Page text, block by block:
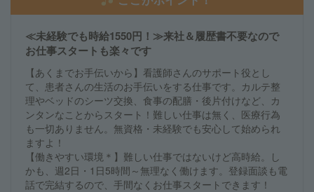
≪未経験でも時給1550円！≫来社＆履歴書不要なので
お仕事スタートも楽々です
【あくまでお手伝いから】看護師さんのサポート役とし
て、患者さんの生活のお手伝いをする仕事です。カルテ整
理やベッドのシーツ交換、食事の配膳・後片付けなど、カ
ンタンなことからスタート！難しい仕事は無く、医療行為
も一切ありません。無資格・未経験でも安心して始められ
ますよ！
【働きやすい環境＊】難しい仕事ではないけど高時給。し
かも、週2日・1日5時間～無理なく働けます。登録面談も電
話で完結するので、手間なくお仕事スタートできます！